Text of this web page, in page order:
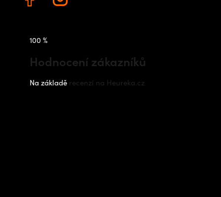
100 %
Hodnocení zákazníků
Na základě recenzí na Heureka.cz